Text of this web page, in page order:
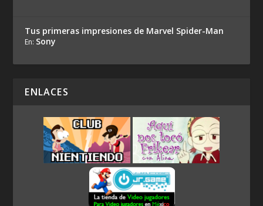
Tus primeras impresiones de Marvel Spider-Man
En: Sony
ENLACES